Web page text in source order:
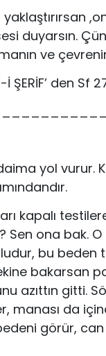
duyarsın.
ve
İ ŞERİF’ den Sf
yol vurur.
kapalı
Sen ona bak.
bu beden
bakarsan
azıttın gitti.
manası da
görür, can